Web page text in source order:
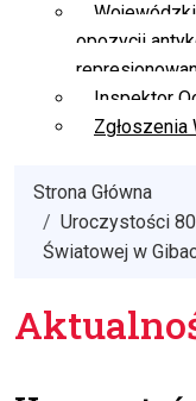
opozycji
Inspektor
Zgłoszenia
Strona Główna
Uroczystości
Światowej w